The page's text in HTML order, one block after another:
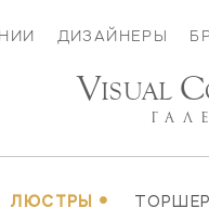
ДИЗАЙНЕРЫ
ЛЮСТРЫ •
VISUAL C